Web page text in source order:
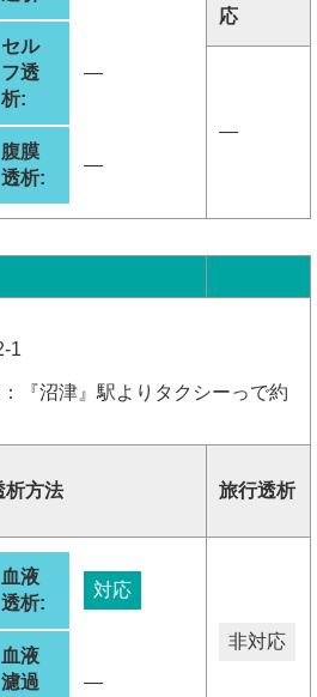
セル
フ透
析:
―
腹膜
透析:
―
応
―
1
『沼津』駅よりタクシーっで約
析方法 旅行透析
血液
透析:
対応
血液
濾過
―
非対応